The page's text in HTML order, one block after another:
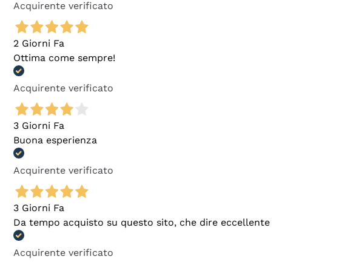
Acquirente verificato
2 Giorni Fa
Ottima come sempre!
Acquirente verificato
3 Giorni Fa
Buona esperienza
Acquirente verificato
3 Giorni Fa
Da tempo acquisto su questo sito, che dire eccellente
Acquirente verificato